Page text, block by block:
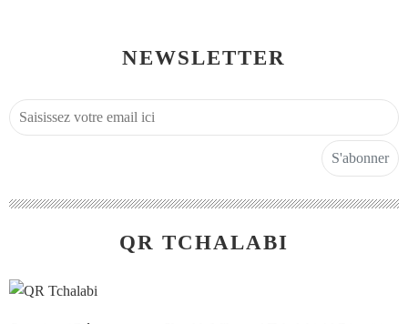
NEWSLETTER
QR TCHALABI